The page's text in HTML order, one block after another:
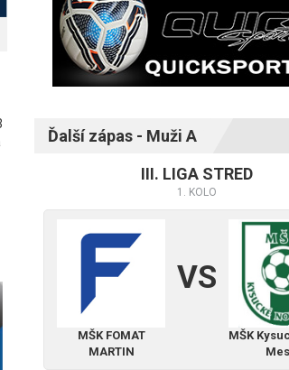
Ďalší zápas - Muži A
III. LIGA STRED
1. KOLO
MŠK FOMAT
MARTIN
VS
MŠK